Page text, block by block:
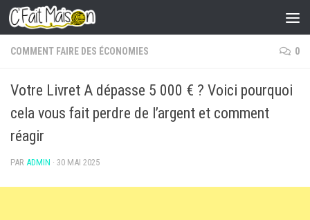
Skip to content
COMMENT FAIRE DES ÉCONOMIES 0
Votre Livret A dépasse 5 000 € ? Voici pourquoi
cela vous fait perdre de l’argent et comment
réagir
PAR ADMIN · 30 MAI 2025